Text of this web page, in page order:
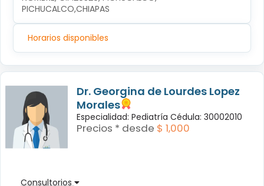
PICHUCALCO,CHIAPAS
Horarios disponibles
Dr. Georgina de Lourdes Lopez
Morales
Especialidad: Pediatría Cédula: 30002010
Precios * desde $ 1,000
Consultorios